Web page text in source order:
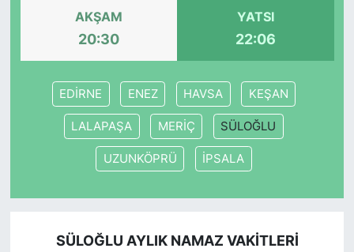
AKŞAM
20:30
YATSI
22:06
EDİRNE ENEZ HAVSA KEŞAN
LALAPAŞA MERİÇ SÜLOĞLU
UZUNKÖPRÜ İPSALA
SÜLOĞLU AYLIK NAMAZ VAKITLERI